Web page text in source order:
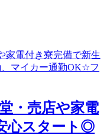
・売店や家電
心スタート◎